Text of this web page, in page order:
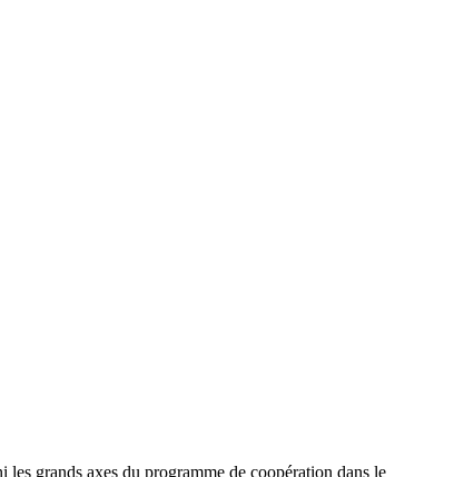
les grands axes du programme de coopération dans le